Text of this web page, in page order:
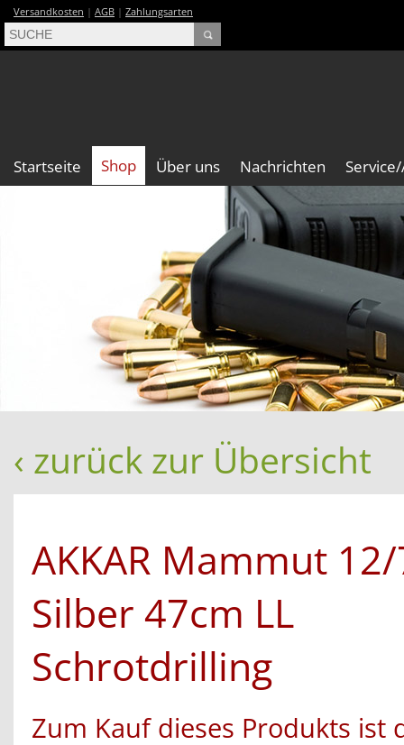
Versandkosten | AGB | Zahlungsarten
Startseite Shop Über uns Nachrichten
‹ zurück zur Übersicht
AKKAR Mammut
Silber 47cm LL
Schrotdrilling
Zum Kauf dieses Produkts ist